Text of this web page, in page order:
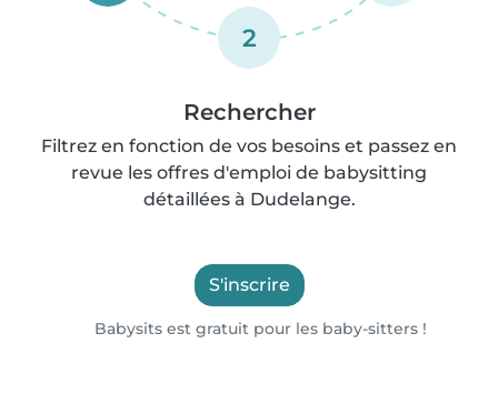
2
Rechercher
Filtrez en fonction de vos besoins et passez en
revue les offres d'emploi de babysitting
détaillées à Dudelange.
S'inscrire
Babysits est gratuit pour les baby-sitters !